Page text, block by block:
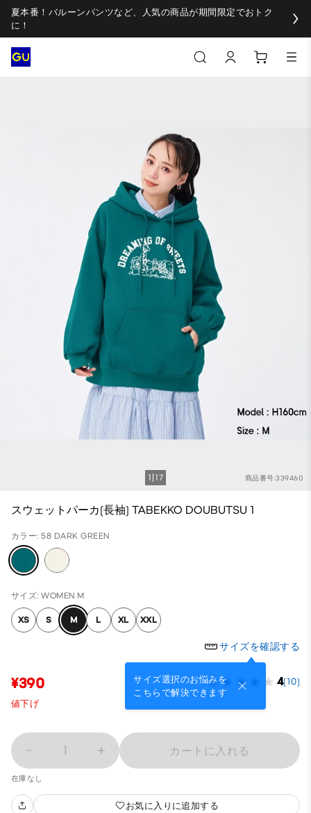
夏本番！バルーンパンツなど、人気の商品が期間限定でおトク
に！
商品番号:339460
1 17
スウェットパーカ(長袖) TABEKKO DOUBUTSU 1
カラー: 58 DARK GREEN
サイズ: WOMEN M
XS S M L XL XXL
サイズを確認する
サイズ選択のお悩みを
こちらで解決できます
¥390 4(10)
値下げ
1 カートに入れる
在庫なし
お気に入りに追加する